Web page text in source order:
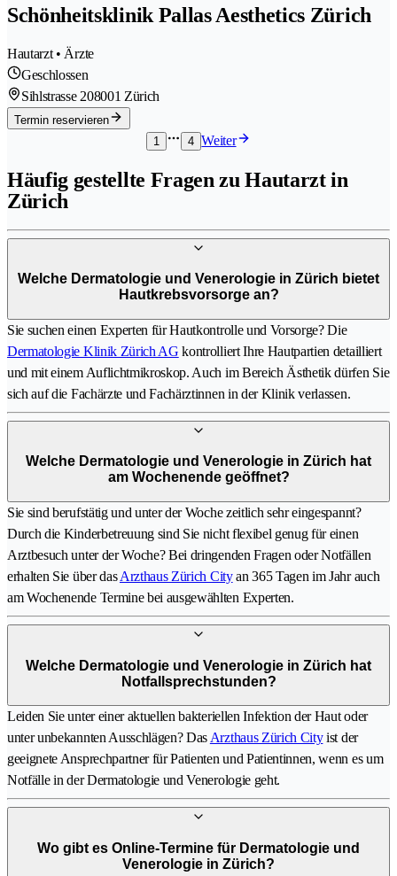
Schönheitsklinik Pallas Aesthetics Zürich
Hautarzt • Ärzte
Geschlossen
Sihlstrasse 208001 Zürich
Termin reservieren
1
4 Weiter
Häufig gestellte Fragen zu Hautarzt in
Zürich
Welche Dermatologie und Venerologie in Zürich bietet
Hautkrebsvorsorge an?
Sie suchen einen Experten für Hautkontrolle und Vorsorge? Die
Dermatologie Klinik Zürich AG kontrolliert Ihre Hautpartien detailliert
und mit einem Auflichtmikroskop. Auch im Bereich Ästhetik dürfen Sie
sich auf die Fachärzte und Fachärztinnen in der Klinik verlassen.
Welche Dermatologie und Venerologie in Zürich hat
am Wochenende geöffnet?
Sie sind berufstätig und unter der Woche zeitlich sehr eingespannt?
Durch die Kinderbetreuung sind Sie nicht flexibel genug für einen
Arztbesuch unter der Woche? Bei dringenden Fragen oder Notfällen
erhalten Sie über dasArzthaus Zürich Cityan 365 Tagen im Jahr auch
am Wochenende Termine bei ausgewählten Experten.
Welche Dermatologie und Venerologie in Zürich hat
Notfallsprechstunden?
Leiden Sie unter einer aktuellen bakteriellen Infektion der Haut oder
unter unbekannten Ausschlägen? Das Arzthaus Zürich Cityist der
geeignete Ansprechpartner für Patienten und Patientinnen, wenn es um
Notfälle in der Dermatologie und Venerologie geht.
Wo gibt es Online-Termine für Dermatologie und
Venerologie in Zürich?